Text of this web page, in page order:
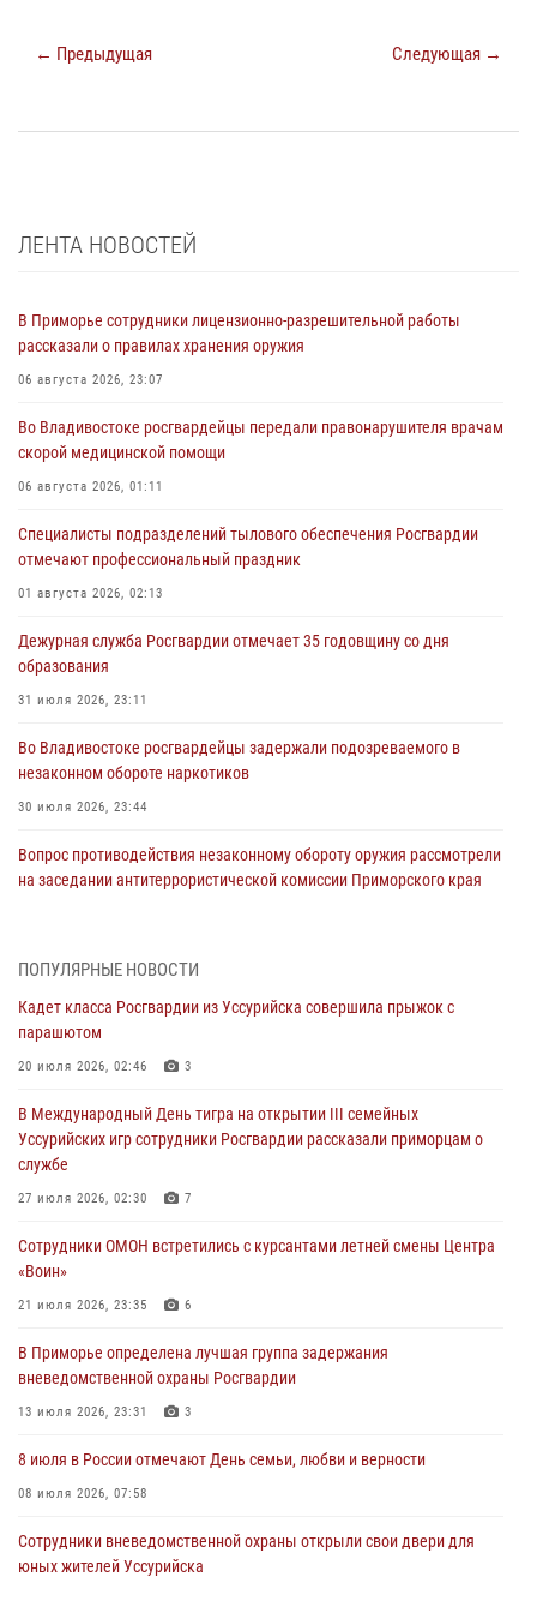
← Предыдущая Следующая →
ЛЕНТА НОВОСТЕЙ
В Приморье сотрудники лицензионно-разрешительной работы
рассказали о правилах хранения оружия
06 августа 2026, 23:07
Во Владивостоке росгвардейцы передали правонарушителя врачам
скорой медицинской помощи
06 августа 2026, 01:11
Специалисты подразделений тылового обеспечения Росгвардии
отмечают профессиональный праздник
01 августа 2026, 02:13
Дежурная служба Росгвардии отмечает 35 годовщину со дня
образования
31 июля 2026, 23:11
Во Владивостоке росгвардейцы задержали подозреваемого в
незаконном обороте наркотиков
30 июля 2026, 23:44
Вопрос противодействия незаконному обороту оружия рассмотрели
на заседании антитеррористической комиссии Приморского края
Во Владивостоке во дворе жилого дома сотрудники
В День Крещения Руси в Князь-Владимирском храме – Главном
ходом
28 июля 2026, 10:29
Росгвардейцы в Приморье приняли участие в молебне,
28 июля 2026, 05:39
В Международный День тигра на открытии III семейных
службе
ПОПУЛЯРНЫЕ НОВОСТИ
Кадет класса Росгвардии из Уссурийска совершила прыжок с
парашютом
20 июля 2026, 02:46 3
В Международный День тигра на открытии III семейных
Уссурийских игр сотрудники Росгвардии рассказали приморцам о
службе
27 июля 2026, 02:30 7
Сотрудники ОМОН встретились с курсантами летней смены Центра
«Воин»
21 июля 2026, 23:35 6
В Приморье определена лучшая группа задержания
вневедомственной охраны Росгвардии
13 июля 2026, 23:31 3
8 июля в России отмечают День семьи, любви и верности
08 июля 2026, 07:58
Сотрудники вневедомственной охраны открыли свои двери для
юных жителей Уссурийска